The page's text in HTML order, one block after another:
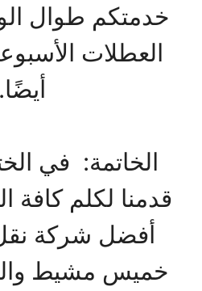
خدمتكم طوال
العطلات
أيضًا.
الخاتمة: في
قدمنا لكلم كافة
أفضل شركة
خميس مشيط